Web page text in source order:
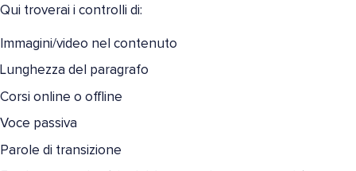
Qui troverai i controlli di:
Immagini/video nel contenuto
Lunghezza del paragrafo
Corsi online o offline
Voce passiva
Parole di transizione